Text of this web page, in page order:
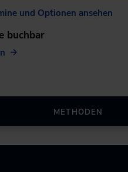
und Optionen ansehen
buchbar
METHODEN